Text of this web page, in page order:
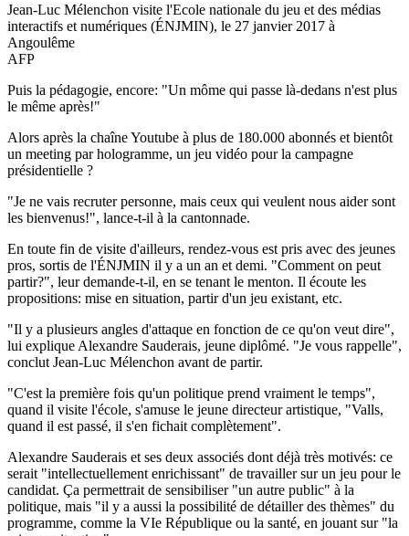
Jean-Luc Mélenchon visite l'Ecole nationale du jeu et des médias
interactifs et numériques (ÉNJMIN), le 27 janvier 2017 à
Angoulême
AFP
Puis la pédagogie, encore: "Un môme qui passe là-dedans n'est plus
le même après!"
Alors après la chaîne Youtube à plus de 180.000 abonnés et bientôt
un meeting par hologramme, un jeu vidéo pour la campagne
présidentielle ?
"Je ne vais recruter personne, mais ceux qui veulent nous aider sont
les bienvenus!", lance-t-il à la cantonnade.
En toute fin de visite d'ailleurs, rendez-vous est pris avec des jeunes
pros, sortis de l'ÉNJMIN il y a un an et demi. "Comment on peut
partir?", leur demande-t-il, en se tenant le menton. Il écoute les
propositions: mise en situation, partir d'un jeu existant, etc.
"Il y a plusieurs angles d'attaque en fonction de ce qu'on veut dire",
lui explique Alexandre Sauderais, jeune diplômé. "Je vous rappelle",
conclut Jean-Luc Mélenchon avant de partir.
"C'est la première fois qu'un politique prend vraiment le temps",
quand il visite l'école, s'amuse le jeune directeur artistique, "Valls,
quand il est passé, il s'en fichait complètement".
Alexandre Sauderais et ses deux associés dont déjà très motivés: ce
serait "intellectuellement enrichissant" de travailler sur un jeu pour le
candidat. Ça permettrait de sensibiliser "un autre public" à la
politique, mais "il y a aussi la possibilité de détailler des thèmes" du
programme, comme la VIe République ou la santé, en jouant sur "la